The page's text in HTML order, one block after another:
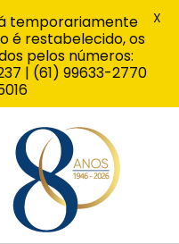
temporariamente
é restabelecido, os
pelos números:
| (61) 99633-2770
X